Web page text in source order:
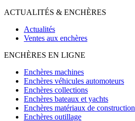
ACTUALITÉS & ENCHÈRES
Actualités
Ventes aux enchères
ENCHÈRES EN LIGNE
Enchères machines
Enchères véhicules automoteurs
Enchères collections
Enchères bateaux et yachts
Enchères matériaux de construction
Enchères outillage